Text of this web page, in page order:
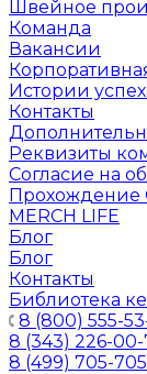
Швейное
Команда
Вакансии
Истории
Контакты
Реквизиты
Согласие на
Прохождение
MERCH LIFE
Блог
Блог
Контакты
Библиотека
8 (800) 555-
8 (343) 226-00-
8 (499) 705-